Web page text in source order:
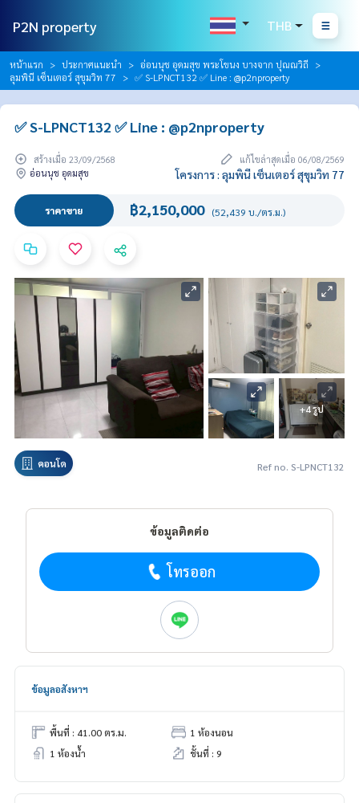
P2N property THB
หน้าแรก ประกาศแนะนำ
อ่อนนุช อุดมสุข พระโขนง บางจาก ปุณณวิถี
ลุมพินี เซ็นเตอร์ สุขุมวิท 77
✅ S-LPNCT132 ✅ Line : @p2nproperty
✅ S-LPNCT132 ✅ Line : @p2nproperty
สร้างเมื่อ 23/09/2568
แก้ไขล่าสุดเมื่อ 06/08/2569
อ่อนนุช อุดมสุข
โครงการ : ลุมพินี เซ็นเตอร์ สุขุมวิท 77
ราคาขาย ฿2,150,000 (52,439 บ./ตร.ม.)
+4 รูป
คอนโด Ref no. S-LPNCT132
ข้อมูลติดต่อ
โทรออก
ข้อมูลอสังหาฯ
พื้นที่ : 41.00 ตร.ม.
1 ห้องนอน
1 ห้องน้ำ
ชั้นที่ : 9